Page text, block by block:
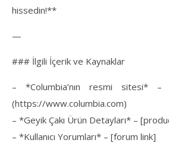
hissedin!**
—
### İlgili İçerik ve Kaynaklar
– *Columbia’nın resmi sitesi* –
(https://www.columbia.com)
– *Geyik Çakı Ürün Detayları* –
– *Kullanıcı Yorumları* – [forum link]